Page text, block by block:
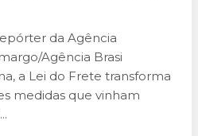
da Agência
Agência Brasi
a Lei do Frete transforma
medidas que vinham